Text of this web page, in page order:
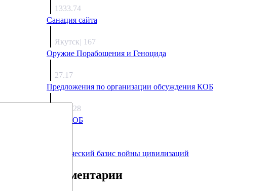
1333.74
Санация сайта
Якутск| 167
Оружие Порабощения и Геноцида
27.17
Предложения по организации обсуждения КОБ
5808.28
Что с КОБ
Генетический базис войны цивилизаций
Комментарии